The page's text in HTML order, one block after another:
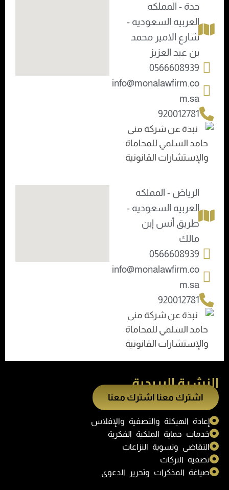
جدة - المملكه
العربيه السعوديه -
شارع الامير محمد
بن عبد العزيز
0566608939
info@monalawfirm.co
m.sa
920012781
الرياض - المملكه
العربيه السعوديه -
طريق أنس إبن
مالك
0566608939
info@monalawfirm.co
m.sa
920012781
النشرة البريدية
اشترك معنا اشترك معنا
إعادة الهيكلة والتصفية والإفلاس
خدمات حماية الملكية الفكرية
التقاضى وتسوية النزاعات
تصفية التركات
صياغة المذكرات وتحرير الدعوى